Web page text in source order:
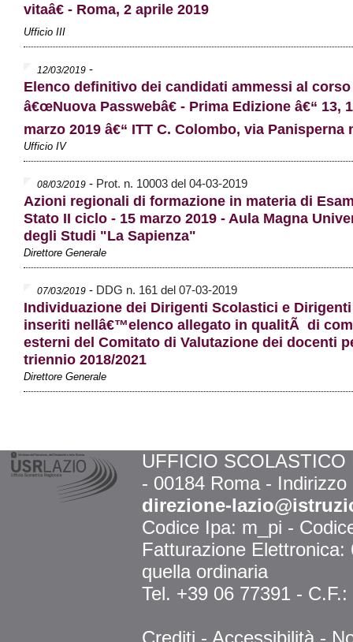
vitaâ€ - Roma, 2 aprile 2019
Ufficio III
12/03/2019 -
Elenco definitivo dei candidati ammessi al corso
â€œNuova Passwebâ€ - Prima Edizione â€“ 13,
marzo 2019 â€“ ITT C. Colombo, via Panisperna
Ufficio IV
08/03/2019 - Prot. n. 10003 del 04-03-2019
Azioni regionali di formazione in materia di
Stato II ciclo - 15 marzo 2019 - Aula Magna
degli Studi "La Sapienza"
Direttore Generale
07/03/2019 - DDG n. 161 del 07-03-2019
Individuazione dei Dirigenti Scolastici e
inseriti nellâ€™elenco allegato in qualitÃ di
esterni del Comitato di Valutazione dei docenti
triennio 2018/2021
Direttore Generale
UFFICIO
- 00184 Roma -
direzione-
Codice Ipa: m_pi -
Fatturazione
quella ordinaria
Tel. +39 06 77391 -
Crediti - Accessibilità -